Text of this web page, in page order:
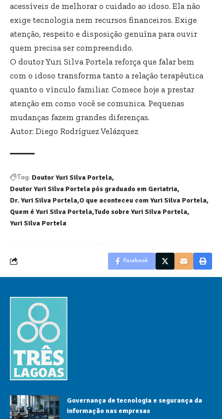
acessíveis de melhorar o cuidado ao idoso. Ela não
exige tecnologia nem recursos financeiros. Exige
atenção, respeito e disposição genuína para ouvir
quem precisa ser compreendido.
O doutor Yuri Silva Portela reforça que falar bem
com o idoso transforma tanto a relação terapêutica
quanto o vínculo familiar. Comece hoje a prestar
atenção em como você se comunica. Pequenas
mudanças fazem grandes diferenças.
Autor: Diego Rodríguez Velázquez
Tag: Doutor Yuri Silva Portela
Doutor Yuri Silva Portela pós graduado em Geriatria
Dr. Yuri Silva Portela O que aconteceu com Yuri Silva Portela
Quem é Yuri Silva Portela Tudo sobre Yuri Silva Portela
Yuri Silva Portela
Facebook
Governança de tecnologia e segurança da
informação nas empresas